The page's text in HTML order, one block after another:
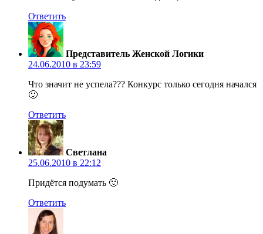
Ответить
Представитель Женской Логики
24.06.2010 в 23:59
Что значит не успела??? Конкурс только сегодня начался
🙂
Ответить
Светлана
25.06.2010 в 22:12
Придётся подумать 🙂
Ответить